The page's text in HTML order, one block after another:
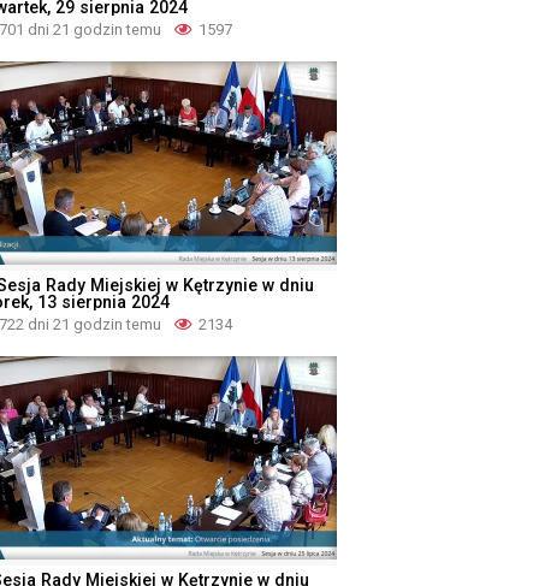
29 sierpnia 2024
701 dni 21 godzin temu 1597
Rady Miejskiej w Kętrzynie w dniu
13 sierpnia 2024
722 dni 21 godzin temu 2134
Rady Miejskiej w Kętrzynie w dniu